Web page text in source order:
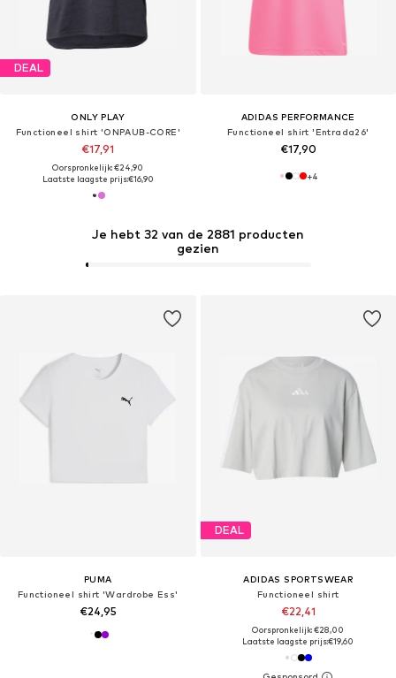
DEAL
ONLY PLAY
Functioneel shirt 'ONPAUB-CORE'
€17,91
Oorspronkelijk: €24,90
Laatste laagste prijs:€16,90
ADIDAS PERFORMANCE
Functioneel shirt 'Entrada26'
€17,90
+4
PUMA
Functioneel shirt 'Wardrobe Ess'
€24,95
Je hebt 32 van de 2881 producten
gezien
DEAL
ADIDAS SPORTSWEAR
Functioneel shirt
€22,41
Oorspronkelijk: €28,00
Laatste laagste prijs:€19,60